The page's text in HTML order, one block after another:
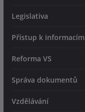
Legislativa
Přístup k informacím
Reforma VS
Správa dokumentů
Vzdělávání